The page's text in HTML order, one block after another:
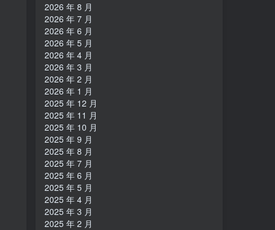
2026 年 8 月
2026 年 7 月
2026 年 6 月
2026 年 5 月
2026 年 4 月
2026 年 3 月
2026 年 2 月
2026 年 1 月
2025 年 12 月
2025 年 11 月
2025 年 10 月
2025 年 9 月
2025 年 8 月
2025 年 7 月
2025 年 6 月
2025 年 5 月
2025 年 4 月
2025 年 3 月
2025 年 2 月